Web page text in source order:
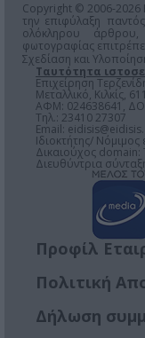
Copyright © 2006-2026
την επιφύλαξη
ολόκληρου
φωτογραφίας
Σχεδίαση και
Ταυτότητα
Επιχείρηση
Μεταλλικό, Κιλκίς,
ΑΦΜ: 024638641, ΔΟΥ
Τηλ.: 23410 27307
Email:
Ιδιοκτήτης/
Δικαιούχος domain:
Διευθύντρια
Προφίλ
Πολιτική
Δήλωση